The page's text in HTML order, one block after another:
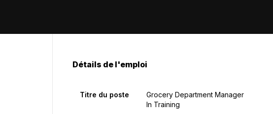
Détails de l'emploi
Titre du poste
Grocery Department Manager
In Training